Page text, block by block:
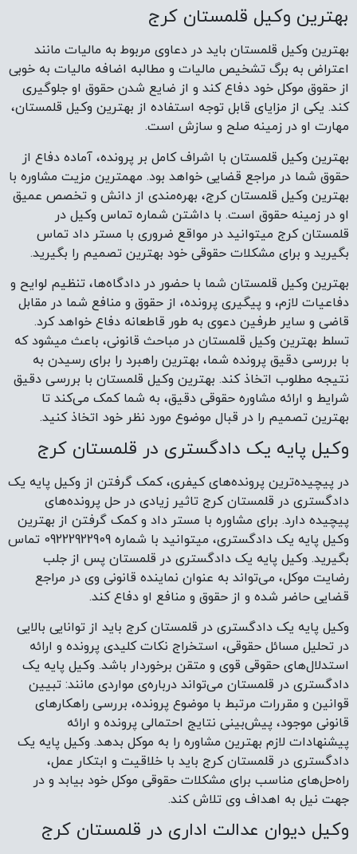
بهترین وکیل قلمستان کرج
بهترین وکیل قلمستان باید در دعاوی مربوط به مالیات مانند
اعتراض به برگ تشخیص مالیات و مطالبه اضافه مالیات به خوبی
از حقوق موکل خود دفاع کند و از ضایع شدن حقوق او جلوگیری
کند. یکی از مزایای قابل توجه استفاده از بهترین وکیل قلمستان،
مهارت او در زمینه صلح و سازش است.
بهترین وکیل قلمستان با اشراف کامل بر پرونده، آماده دفاع از
حقوق شما در مراجع قضایی خواهد بود. مهمترین مزیت مشاوره با
بهترین وکیل قلمستان کرج، بهره‌مندی از دانش و تخصص عمیق
او در زمینه حقوق است. با داشتن شماره تماس وکیل در
قلمستان کرج میتوانید در مواقع ضروری با مستر داد تماس
بگیرید و برای مشکلات حقوقی خود بهترین تصمیم را بگیرید.
بهترین وکیل قلمستان شما با حضور در دادگاه‌ها، تنظیم لوایح و
دفاعیات لازم، و پیگیری پرونده، از حقوق و منافع شما در مقابل
قاضی و سایر طرفین دعوی به طور قاطعانه دفاع خواهد کرد.
تسلط بهترین وکیل قلمستان در مباحث قانونی، باعث میشود که
با بررسی دقیق پرونده شما، بهترین راهبرد را برای رسیدن به
نتیجه مطلوب اتخاذ کند. بهترین وکیل قلمستان با بررسی دقیق
شرایط و ارائه مشاوره حقوقی دقیق، به شما کمک می‌کند تا
بهترین تصمیم را در قبال موضوع مورد نظر خود اتخاذ کنید.
وکیل پایه یک دادگستری در قلمستان کرج
در پیچیده‌ترین پرونده‌های کیفری، کمک گرفتن از وکیل پایه یک
دادگستری در قلمستان کرج تاثیر زیادی در حل پرونده‌های
پیچیده دارد. برای مشاوره با مستر داد و کمک گرفتن از بهترین
وکیل پایه یک دادگستری، میتوانید با شماره 09222922909 تماس
بگیرید. وکیل پایه یک دادگستری در قلمستان پس از جلب
رضایت موکل، می‌تواند به عنوان نماینده قانونی وی در مراجع
قضایی حاضر شده و از حقوق و منافع او دفاع کند.
وکیل پایه یک دادگستری در قلمستان کرج باید از توانایی بالایی
در تحلیل مسائل حقوقی، استخراج نکات کلیدی پرونده و ارائه
استدلال‌های حقوقی قوی و متقن برخوردار باشد. وکیل پایه یک
دادگستری در قلمستان می‌تواند درباره‌ی مواردی مانند: تبیین
قوانین و مقررات مرتبط با موضوع پرونده، بررسی راهکارهای
قانونی موجود، پیش‌بینی نتایج احتمالی پرونده و ارائه
پیشنهادات لازم بهترین مشاوره را به موکل بدهد. وکیل پایه یک
دادگستری در قلمستان کرج باید با خلاقیت و ابتکار عمل،
راه‌حل‌های مناسب برای مشکلات حقوقی موکل خود بیابد و در
جهت نیل به اهداف وی تلاش کند.
وکیل دیوان عدالت اداری در قلمستان کرج